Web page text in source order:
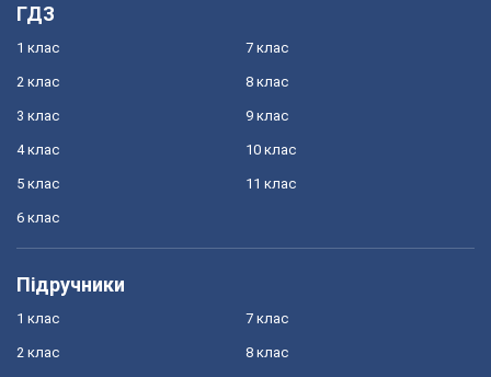
ГДЗ
1 клас
2 клас
3 клас
4 клас
5 клас
6 клас
7 клас
8 клас
9 клас
10 клас
11 клас
Підручники
1 клас
2 клас
7 клас
8 клас